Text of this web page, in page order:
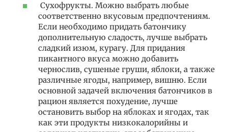
Сухофрукты. Можно выбрать любые
соответственно вкусовым предпочтениям.
Если необходимо придать батончику
дополнительную сладость, лучше выбрать
сладкий изюм, курагу. Для придания
пикантного вкуса можно добавить
чернослив, сушеные груши, яблоки, а также
различные ягоды, например, вишню. Если
основной задачей включения батончиков в
рацион является похудение, лучше
остановить выбор на яблоках и ягодах, так
как эти продукты низкокалорийны и